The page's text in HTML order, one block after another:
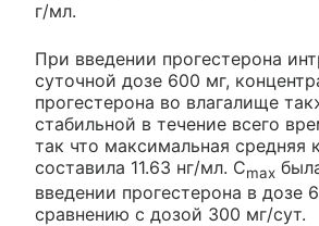
г/мл.
При введении прогестерона
суточной дозе 600 мг,
прогестерона во влагалище
стабильной в течение всего
так что максимальная средняя
составила 11.63 нг/мл. Cmax
введении прогестерона в дозе
сравнению с дозой 300 мг/сут.